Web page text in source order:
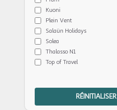
Kuoni
Plein Vent
Salaün Holidays
Solea
Thalasso N1
Top of Travel
RÉINITIALISER